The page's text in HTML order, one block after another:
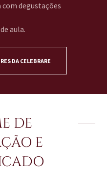
degustações
aula.
DA CELEBRARE
DE
E